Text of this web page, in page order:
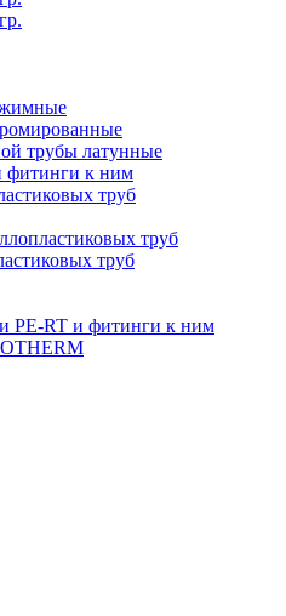
трубы латунные
фитинги к ним
труб
труб
труб
PE-RT и фитинги к ним